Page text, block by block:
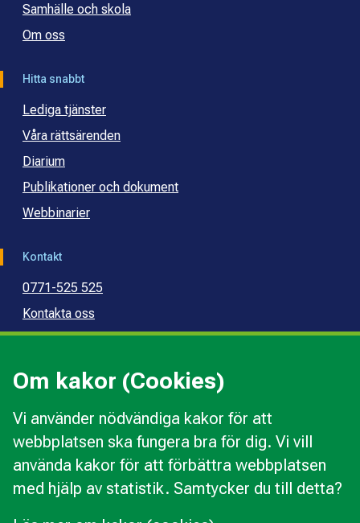
Om kakor (Cookies)
Vi använder nödvändiga kakor för att
webbplatsen ska fungera bra för dig. Vi vill
använda kakor för att förbättra webbplatsen
med hjälp av statistik. Samtycker du till detta?
Samhälle och skola
Om oss
Hitta snabbt
Lediga tjänster
Våra rättsärenden
Diarium
Publikationer och dokument
Webbinarier
Kontakt
0771-525 525
Kontakta oss
Press
Kommunal budget- och skuldrådgivning
Om webbplatsen